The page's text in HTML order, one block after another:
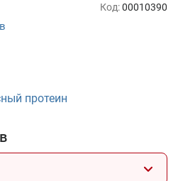
Код:00010390
протеин